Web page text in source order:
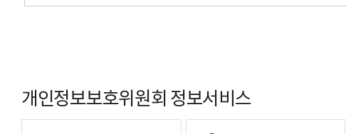
개인정보보호위원회 정보서비스